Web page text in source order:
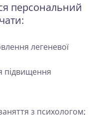
персональний
легеневої
підвищення
з психологом;